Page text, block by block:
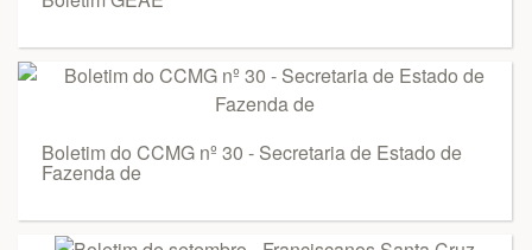
Boletim do CCMG nº 30 - Secretaria de Estado de
Fazenda de